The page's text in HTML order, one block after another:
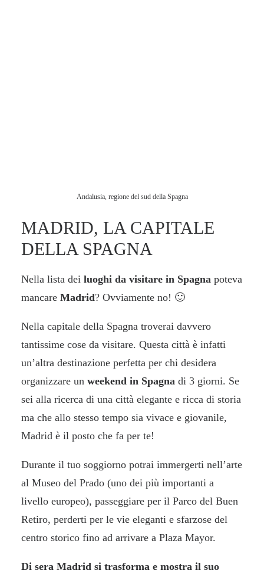
Andalusia, regione del sud della Spagna
MADRID, LA CAPITALE
DELLA SPAGNA
Nella lista dei luoghi da visitare in Spagna poteva
mancare Madrid? Ovviamente no! 🙂
Nella capitale della Spagna troverai davvero
tantissime cose da visitare. Questa città è infatti
un’altra destinazione perfetta per chi desidera
organizzare un weekend in Spagna di 3 giorni. Se
sei alla ricerca di una città elegante e ricca di storia
ma che allo stesso tempo sia vivace e giovanile,
Madrid è il posto che fa per te!
Durante il tuo soggiorno potrai immergerti nell’arte
al Museo del Prado (uno dei più importanti a
livello europeo), passeggiare per il Parco del Buen
Retiro, perderti per le vie eleganti e sfarzose del
centro storico fino ad arrivare a Plaza Mayor.
Di sera Madrid si trasforma e mostra il suo